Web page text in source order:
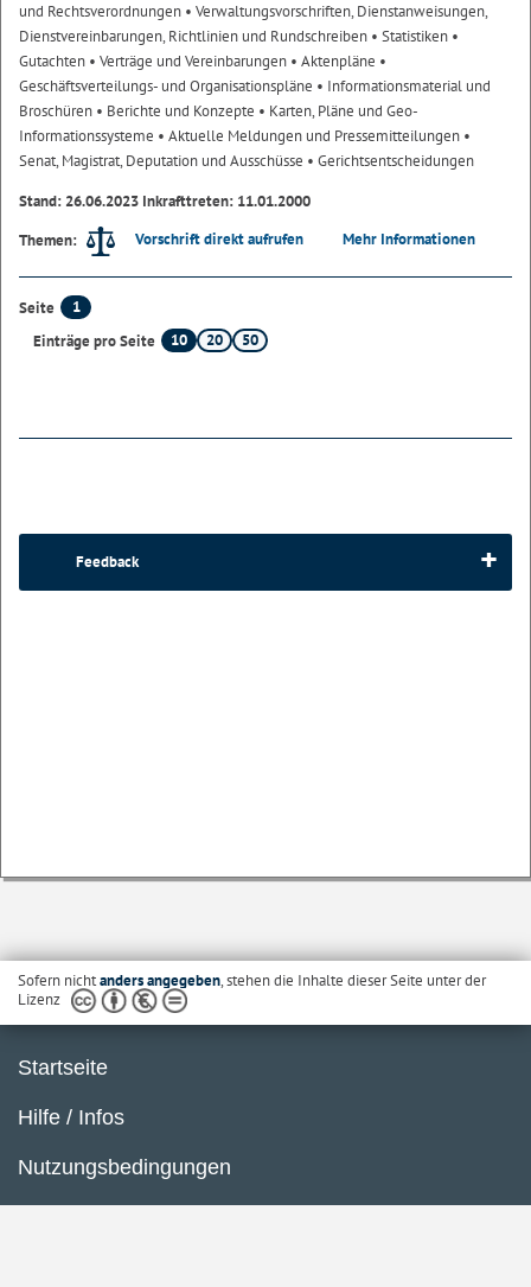
und Rechtsverordnungen • Verwaltungsvorschriften, Dienstanweisungen,
Dienstvereinbarungen, Richtlinien und Rundschreiben • Statistiken •
Gutachten • Verträge und Vereinbarungen • Aktenpläne •
Geschäftsverteilungs- und Organisationspläne • Informationsmaterial und
Broschüren • Berichte und Konzepte • Karten, Pläne und Geo-
Informationssysteme • Aktuelle Meldungen und Pressemitteilungen •
Senat, Magistrat, Deputation und Ausschüsse • Gerichtsentscheidungen
Stand: 26.06.2023 Inkrafttreten: 11.01.2000
Themen:
Vorschrift direkt aufrufen Mehr Informationen
Seite
1
Einträge pro Seite
10 20 50
Feedback
Sofern nichtanders angegeben, stehen die Inhalte dieser Seite unter der
Lizenz
Startseite
Hilfe / Infos
Nutzungsbedingungen